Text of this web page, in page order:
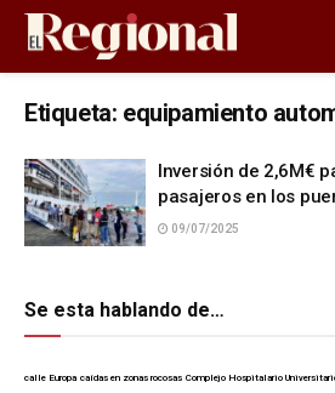
Etiqueta: equipamiento
Inversión de 2,6M€
pasajeros en los
09/07/2025
Se esta hablando de…
calle Europa caídas en zonas rocosas Complejo Hospitalario